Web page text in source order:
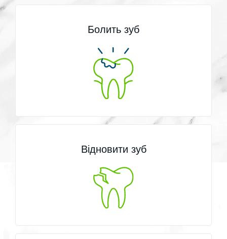
Болить зуб
Відновити зуб